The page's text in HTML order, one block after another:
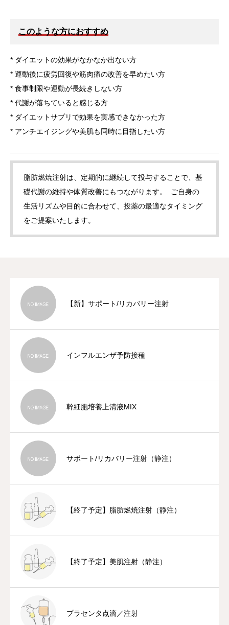
このような方におすすめ
* ダイエットの効果がなかなか出ない方
* 運動後に疲労回復や筋肉痛の改善を早めたい方
* 食事制限や運動が長続きしない方
* 代謝が落ちていると感じる方
* ダイエットサプリで効果を実感できなかった方
* アンチエイジングや美肌も同時に目指したい方
脂肪燃焼注射は、定期的に継続して投与することで、基
礎代謝の維持や体質改善にもつながります。 ご自身の
生活リズムや目的に合わせて、投薬の最適なタイミング
をご提案いたします。
【新】サポート/リカバリー注射
インフルエンザ予防接種
幹細胞培養上清液MIX
サポート/リカバリー注射（静注）
【終了予定】脂肪燃焼注射（静注）
【終了予定】美肌注射（静注）
プラセンタ点滴／注射